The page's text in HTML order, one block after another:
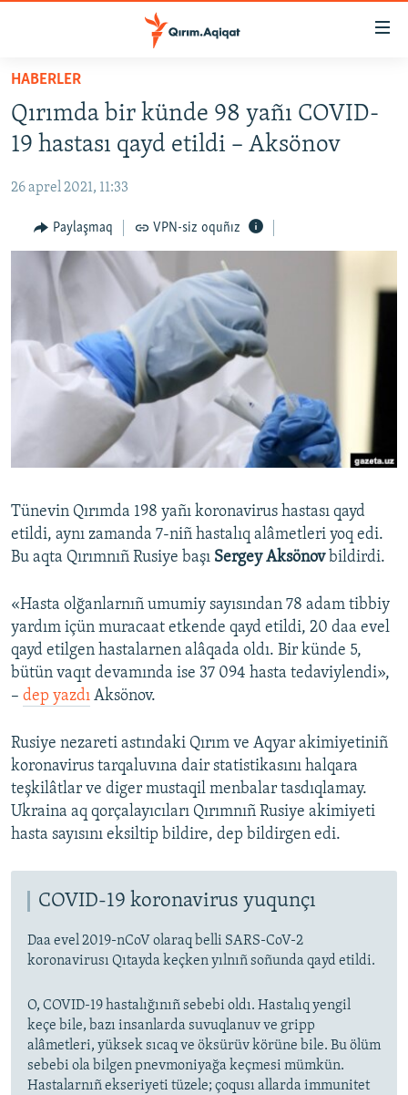
Esas
qaytmaq
Baş
qaytmaq
qaytmaq
HABERLER
SİYASET
CEMİYET
MEDENİYET
İNSAN AQLARI
VİDEO
BLOGLAR
Українською
QOŞULIÑIZ!
RFE/RS bütün saytları
HABERLER
Qırımda bir künde 98 yañı COVID-
19 hastası qayd etildi – Aksönov
26 aprel 2021, 11:33
Paylaşmaq VPN-siz oquñız
Tünevin Qırımda 198 yañı koronavirus hastası qayd
etildi, aynı zamanda 7-niñ hastalıq alâmetleri yoq edi.
Bu aqta Qırımnıñ Rusiye başı Sergey Aksönov bildirdi.
«Hasta olğanlarnıñ umumiy sayısından 78 adam tibbiy
yardım içün muracaat etkende qayd etildi, 20 daa evel
qayd etilgen hastalarnen alâqada oldı. Bir künde 5,
bütün vaqıt devamında ise 37 094 hasta tedaviylendi»,
– dep yazdı Aksönov.
Rusiye nezareti astındaki Qırım ve Aqyar akimiyetiniñ
koronavirus tarqaluvına dair statistikasını halqara
teşkilâtlar ve diger mustaqil menbalar tasdıqlamay.
Ukraina aq qorçalayıcıları Qırımnıñ Rusiye akimiyeti
hasta sayısını eksiltip bildire, dep bildirgen edi.
COVID-19 koronavirus yuqunçı
Daa evel 2019-nCoV olaraq belli SARS-CoV-2
koronavirusı Qıtayda keçken yılnıñ soñunda qayd etildi.
O, COVID-19 hastalığınıñ sebebi oldı. Hastalıq yengil
keçe bile, bazı insanlarda suvuqlanuv ve gripp
alâmetleri, yüksek sıcaq ve öksürüv körüne bile. Bu ölüm
sebebi ola bilgen pnevmoniyağa keçmesi mümkün.
Hastalarnıñ ekseriyeti tüzele; çoqusı allarda immunitet